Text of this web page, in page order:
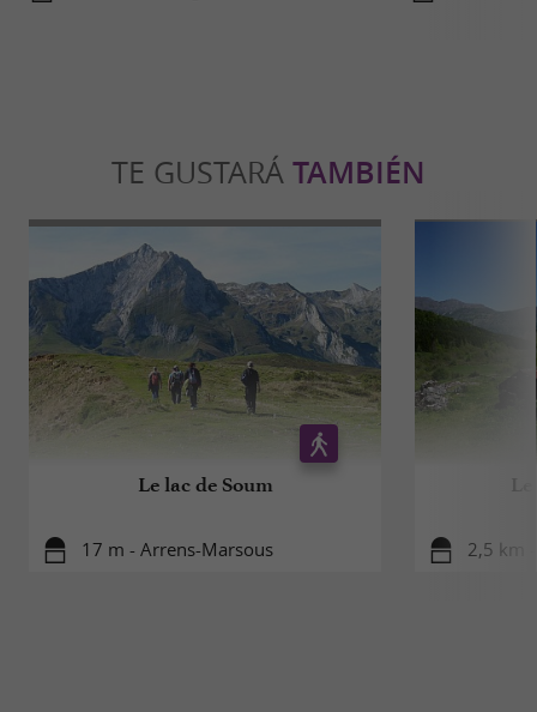
TE GUSTARÁ TAMBIÉN
Le lac de Soum
17 m - Arrens-Marsous 2,5 km